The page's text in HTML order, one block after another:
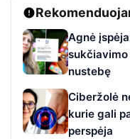
Agnė
sukčiavimo
nustebę
Ciberžolė
kurie gali
perspėja